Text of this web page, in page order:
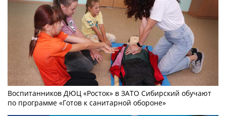
Воспитанников ДЮЦ «Росток» в ЗАТО Сибирский обучают
по программе «Готов к санитарной обороне»